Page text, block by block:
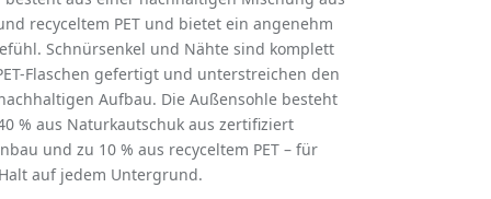
recyceltem PET und bietet ein angenehm
Schnürsenkel und Nähte sind komplett
Flaschen gefertigt und unterstreichen den
Aufbau. Die Außensohle besteht
% aus Naturkautschuk aus zertifiziert
und zu 10 % aus recyceltem PET – für
auf jedem Untergrund.